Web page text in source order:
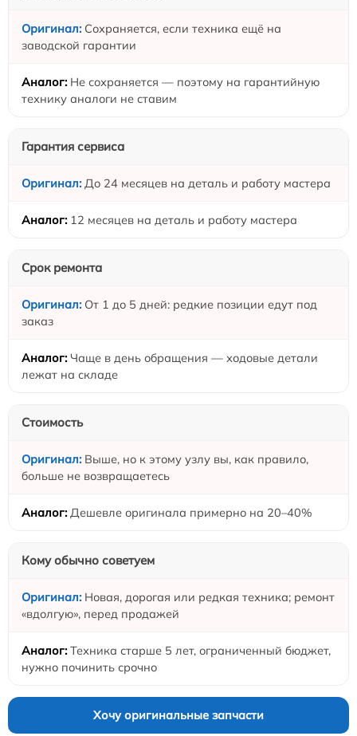
Сохраняется, если техника ещё на
заводской гарантии
Не сохраняется — поэтому на гарантийную
технику аналоги не ставим
Гарантия сервиса
До 24 месяцев на деталь и работу мастера
12 месяцев на деталь и работу мастера
Срок ремонта
От 1 до 5 дней: редкие позиции едут под
заказ
Чаще в день обращения — ходовые детали
лежат на складе
Стоимость
Выше, но к этому узлу вы, как правило,
больше не возвращаетесь
Дешевле оригинала примерно на 20–40%
Кому обычно советуем
Новая, дорогая или редкая техника; ремонт
«вдолгую», перед продажей
Техника старше 5 лет, ограниченный бюджет,
нужно починить срочно
Хочу оригинальные запчасти